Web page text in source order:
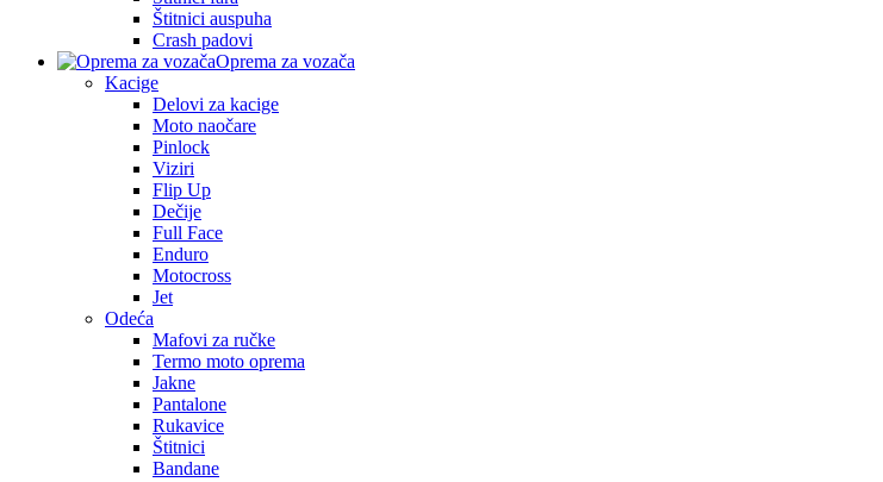
Štitnici auspuha
Crash padovi
Oprema za vozača
Kacige
Delovi za kacige
Moto naočare
Pinlock
Viziri
Flip Up
Dečije
Full Face
Enduro
Motocross
Jet
Odeća
Mafovi za ručke
Termo moto oprema
Jakne
Pantalone
Rukavice
Štitnici
Bandane